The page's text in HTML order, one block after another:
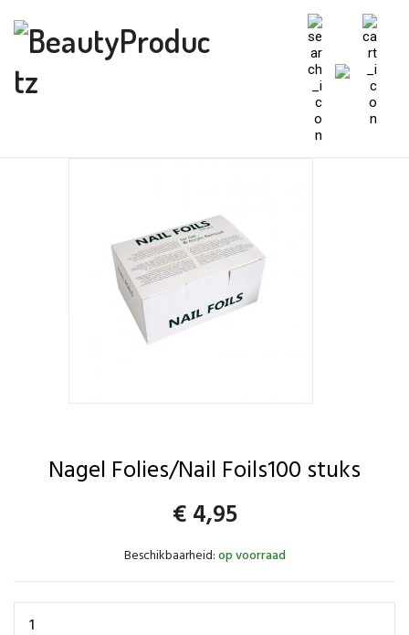
Nagel Folies/Nail Foils100 stuks
€4,95
Beschikbaarheid:op voorraad